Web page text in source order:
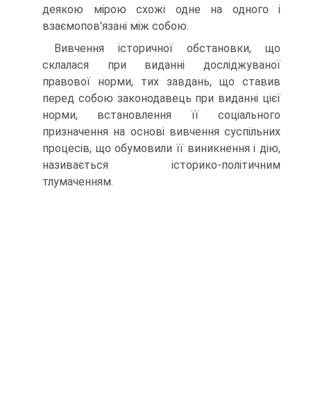
деякою мірою схожі одне на одного і
взаємопов'язані між собою.
Вивчення історичної обстановки, що
склалася при виданні досліджуваної
правової норми, тих завдань, що ставив
перед собою законодавець при виданні цієї
норми, встановлення її соціального
призначення на основі вивчення суспільних
процесів, що обумовили її виникнення і дію,
називається історико-політичним
тлумаченням.